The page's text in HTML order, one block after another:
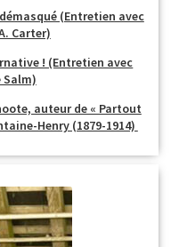
(Entretien avec
Carter)
! (Entretien avec
Salm)
auteur de « Partout
Henry (1879-1914)